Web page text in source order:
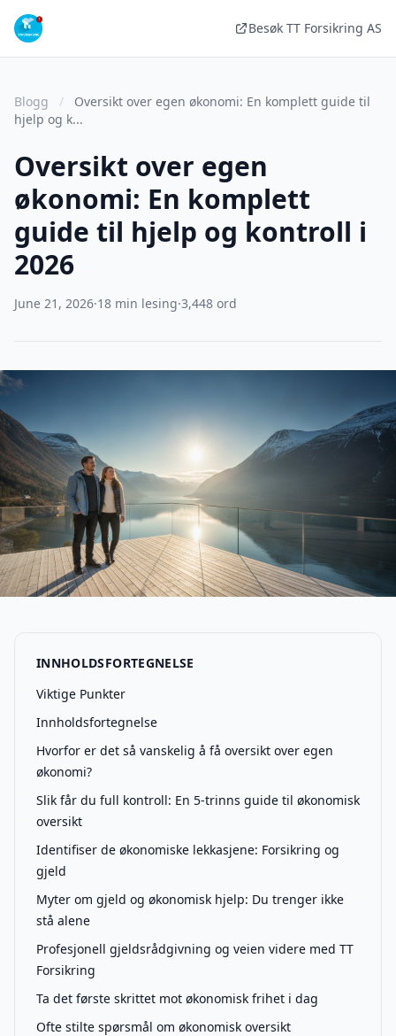
Besøk TT Forsikring AS
Blogg /
Oversikt over egen økonomi: En komplett guide til
hjelp og k...
Oversikt over egen
økonomi: En komplett
guide til hjelp og kontroll i
2026
June 21, 2026·18 min lesing·3,448 ord
INNHOLDSFORTEGNELSE
Viktige Punkter
Innholdsfortegnelse
Hvorfor er det så vanskelig å få oversikt over egen
økonomi?
Slik får du full kontroll: En 5-trinns guide til økonomisk
oversikt
Identifiser de økonomiske lekkasjene: Forsikring og
gjeld
Myter om gjeld og økonomisk hjelp: Du trenger ikke
stå alene
Profesjonell gjeldsrådgivning og veien videre med TT
Forsikring
Ta det første skrittet mot økonomisk frihet i dag
Ofte stilte spørsmål om økonomisk oversikt